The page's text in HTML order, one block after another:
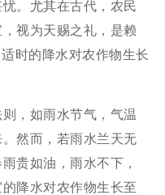
。尤其在古代，农民
视为天赐之礼，是赖
时的降水对农作物生长
，如雨水节气，气温
然而，若雨水兰天无
贵如油，雨水不下，
降水对农作物生长至